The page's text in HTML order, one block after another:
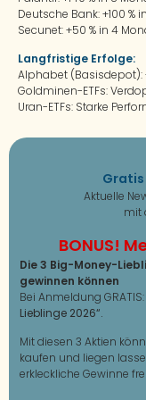
Deutsche Bank: +100 %
Secunet: +50 % in 4
Langfristige Erfolge:
Alphabet (Basisdepot):
Goldminen-ETFs:
Uran-ETFs: Starke
Aktuelle
mit
BONUS!
Die 3 Big-Money-
gewinnen können
Bei Anmeldung GRATIS:
Lieblinge 2026“.
Mit diesen 3 Aktien
kaufen und liegen
erkleckliche Gewinne